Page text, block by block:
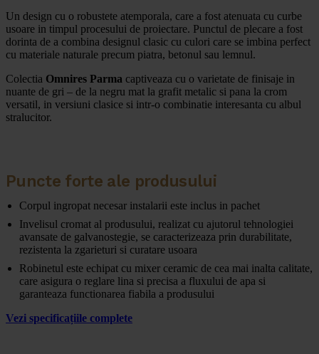
Un design cu o robustete atemporala, care a fost atenuata cu curbe
usoare in timpul procesului de proiectare. Punctul de plecare a fost
dorinta de a combina designul clasic cu culori care se imbina perfect
cu materiale naturale precum piatra, betonul sau lemnul.
Colectia Omnires Parma captiveaza cu o varietate de finisaje in
nuante de gri – de la negru mat la grafit metalic si pana la crom
versatil, in versiuni clasice si intr-o combinatie interesanta cu albul
stralucitor.
Puncte forte ale produsului
Corpul ingropat necesar instalarii este inclus in pachet
Invelisul cromat al produsului, realizat cu ajutorul tehnologiei
avansate de galvanostegie, se caracterizeaza prin durabilitate,
rezistenta la zgarieturi si curatare usoara
Robinetul este echipat cu mixer ceramic de cea mai inalta calitate,
care asigura o reglare lina si precisa a fluxului de apa si
garanteaza functionarea fiabila a produsului
Vezi specificațiile complete